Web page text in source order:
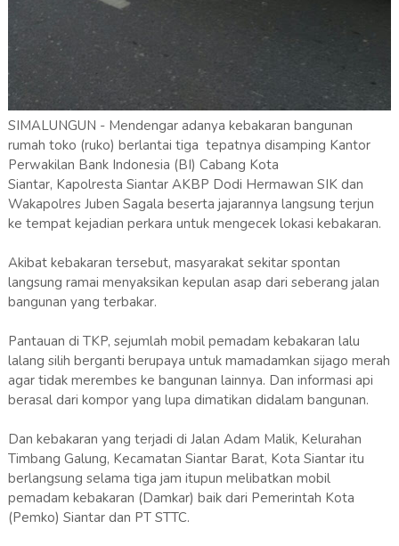
SIMALUNGUN - Mendengar adanya kebakaran bangunan
rumah toko (ruko) berlantai tiga tepatnya disamping Kantor
Perwakilan Bank Indonesia (BI) Cabang Kota
Siantar, Kapolresta Siantar AKBP Dodi Hermawan SIK dan
Wakapolres Juben Sagala beserta jajarannya langsung terjun
ke tempat kejadian perkara untuk mengecek lokasi kebakaran.
Akibat kebakaran tersebut, masyarakat sekitar spontan
langsung ramai menyaksikan kepulan asap dari seberang jalan
bangunan yang terbakar.
Pantauan di TKP, sejumlah mobil pemadam kebakaran lalu
lalang silih berganti berupaya untuk mamadamkan sijago merah
agar tidak merembes ke bangunan lainnya. Dan informasi api
berasal dari kompor yang lupa dimatikan didalam bangunan.
Dan kebakaran yang terjadi di Jalan Adam Malik, Kelurahan
Timbang Galung, Kecamatan Siantar Barat, Kota Siantar itu
berlangsung selama tiga jam itupun melibatkan mobil
pemadam kebakaran (Damkar) baik dari Pemerintah Kota
(Pemko) Siantar dan PT STTC.